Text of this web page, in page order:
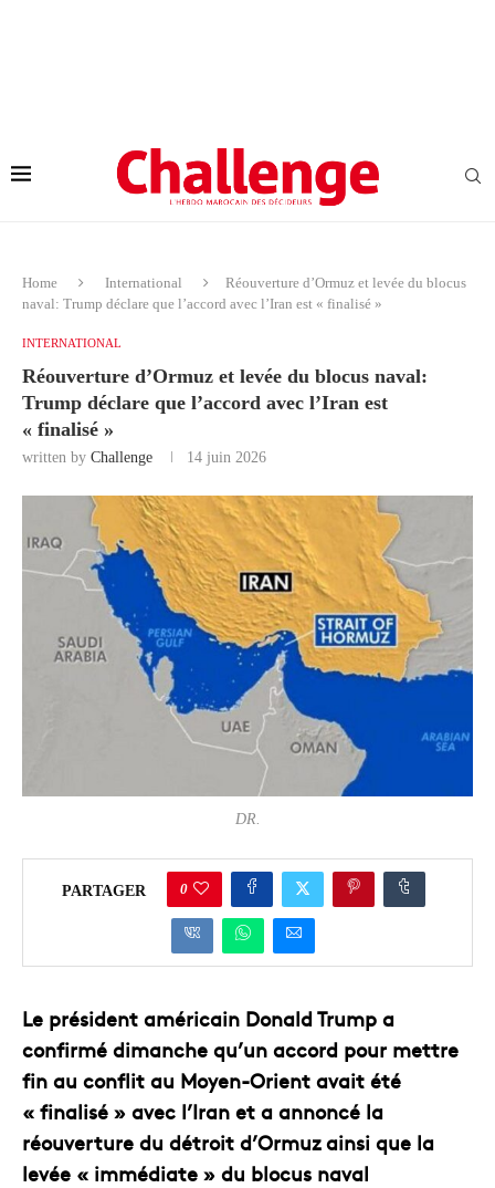
Home International
Réouverture d’Ormuz et levée du blocus
naval: Trump déclare que l’accord avec l’Iran est « finalisé »
INTERNATIONAL
Réouverture d’Ormuz et levée du blocus naval:
Trump déclare que l’accord avec l’Iran est
« finalisé »
written by Challenge 14 juin 2026
DR.
PARTAGER 0
Le président américain Donald Trump a
confirmé dimanche qu’un accord pour mettre
fin au conflit au Moyen-Orient avait été
« finalisé » avec l’Iran et a annoncé la
réouverture du détroit d’Ormuz ainsi que la
levée « immédiate » du blocus naval